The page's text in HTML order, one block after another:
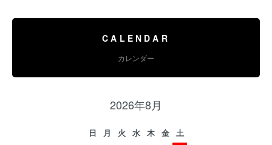
CALENDAR
カレンダー
2026年8月
日 月 火 水 木 金
土